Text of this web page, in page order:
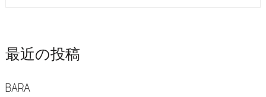
象:
最近の投稿
BARA